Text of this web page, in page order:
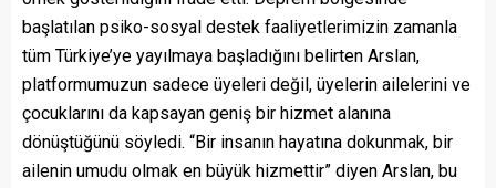
başlatılan psiko-sosyal destek faaliyetlerimizin zamanla
tüm Türkiye’ye yayılmaya başladığını belirten Arslan,
platformumuzun sadece üyeleri değil, üyelerin ailelerini ve
çocuklarını da kapsayan geniş bir hizmet alanına
dönüştüğünü söyledi. “Bir insanın hayatına dokunmak, bir
ailenin umudu olmak en büyük hizmettir” diyen Arslan, bu